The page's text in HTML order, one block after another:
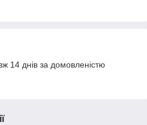
14 днів за домовленістю